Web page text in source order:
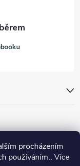
procházením
používáním.. Více
53132C8134